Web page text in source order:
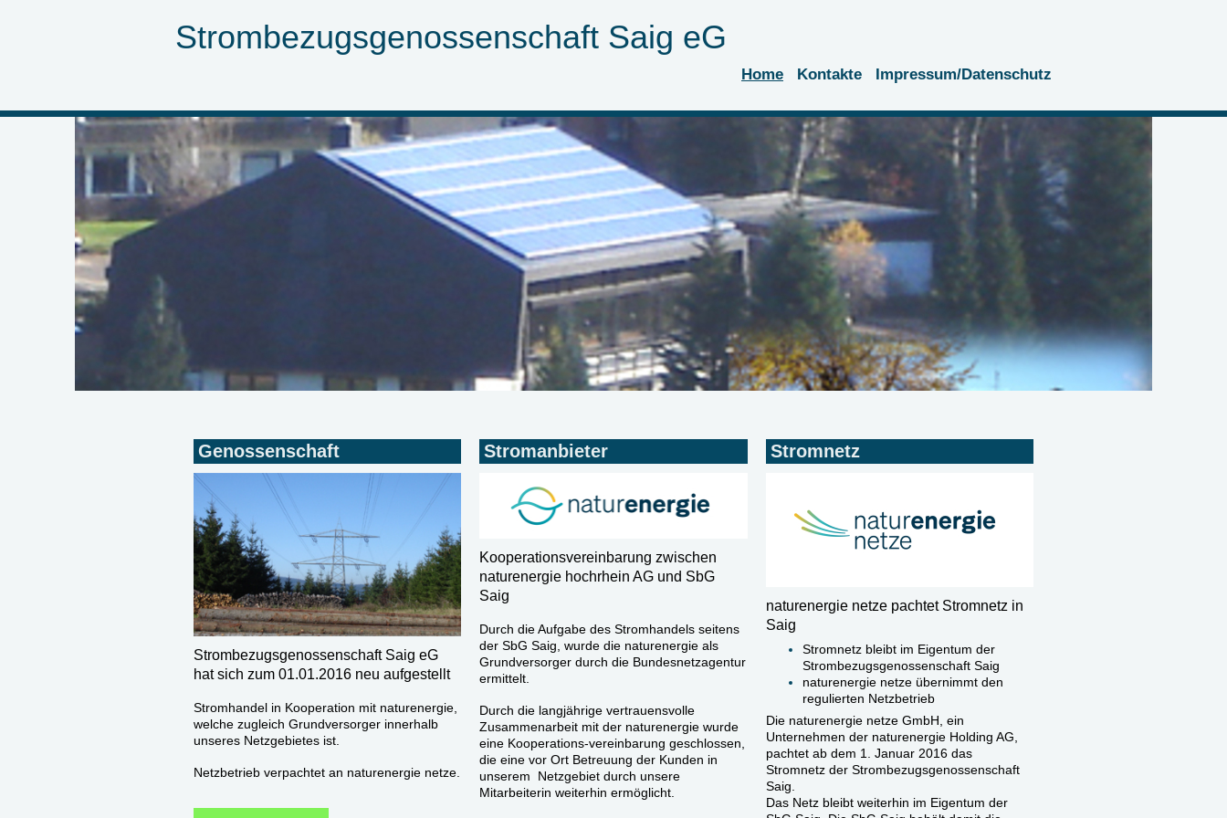
Strombezugsgenossenschaft Saig eG
Home Kontakte Impressum/Datenschutz
Genossenschaft
Strombezugsgenossenschaft Saig eG
hat sich zum 01.01.2016 neu aufgestellt
Stromhandel in Kooperation mit naturenergie,
welche zugleich Grundversorger innerhalb
unseres Netzgebietes ist.
Netzbetrieb verpachtet an naturenergie netze.
Stromanbieter
Kooperationsvereinbarung zwischen
naturenergie hochrhein AG und SbG
Saig
Durch die Aufgabe des Stromhandels seitens
der SbG Saig, wurde die naturenergie als
Grundversorger durch die Bundesnetzagentur
ermittelt.
Durch die langjährige vertrauensvolle
Zusammenarbeit mit der naturenergie wurde
eine Kooperations-vereinbarung geschlossen,
die eine vor Ort Betreuung der Kunden in
unserem Netzgebiet durch unsere
Mitarbeiterin weiterhin ermöglicht.
Stromnetz
naturenergie netze pachtet Stromnetz in
Saig
Stromnetz bleibt im Eigentum der
Strombezugsgenossenschaft Saig
naturenergie netze übernimmt den
regulierten Netzbetrieb
Die naturenergie netze GmbH, ein
Unternehmen der naturenergie Holding AG,
pachtet ab dem 1. Januar 2016 das
Stromnetz der Strombezugsgenossenschaft
Saig.
Das Netz bleibt weiterhin im Eigentum der